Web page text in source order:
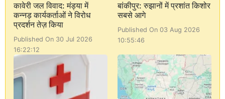
कावेरी जल विवाद: मंड्या में
कन्नड़ कार्यकर्ताओं ने विरोध
प्रदर्शन तेज़ किया
Published On 30 Jul 2026
16:22:12
बांकीपुर: रुझानों में प्रशांत किशोर
सबसे आगे
Published On 03 Aug 2026
10:55:46